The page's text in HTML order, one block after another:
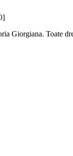
Giorgiana. Toate